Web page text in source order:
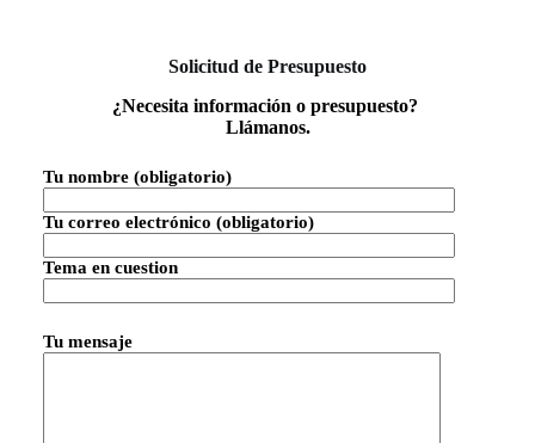
Solicitud de Presupuesto
¿Necesita información o presupuesto?
Llámanos.
Tu nombre (obligatorio)
Tu correo electrónico (obligatorio)
Tema en cuestion
Tu mensaje